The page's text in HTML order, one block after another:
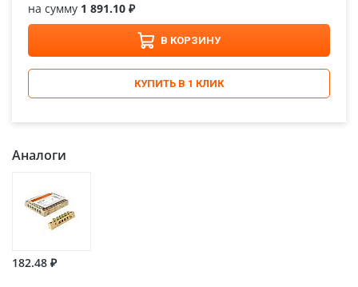
на сумму 1 891.10 ₽
В КОРЗИНУ
КУПИТЬ В 1 КЛИК
Аналоги
182.48 ₽